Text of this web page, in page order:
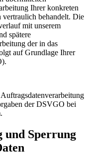
Ihrer konkreten
vertraulich behandelt. Die
mit unserem
spätere
der in das
auf Grundlage Ihrer
der DSVGO bei
und Sperrung